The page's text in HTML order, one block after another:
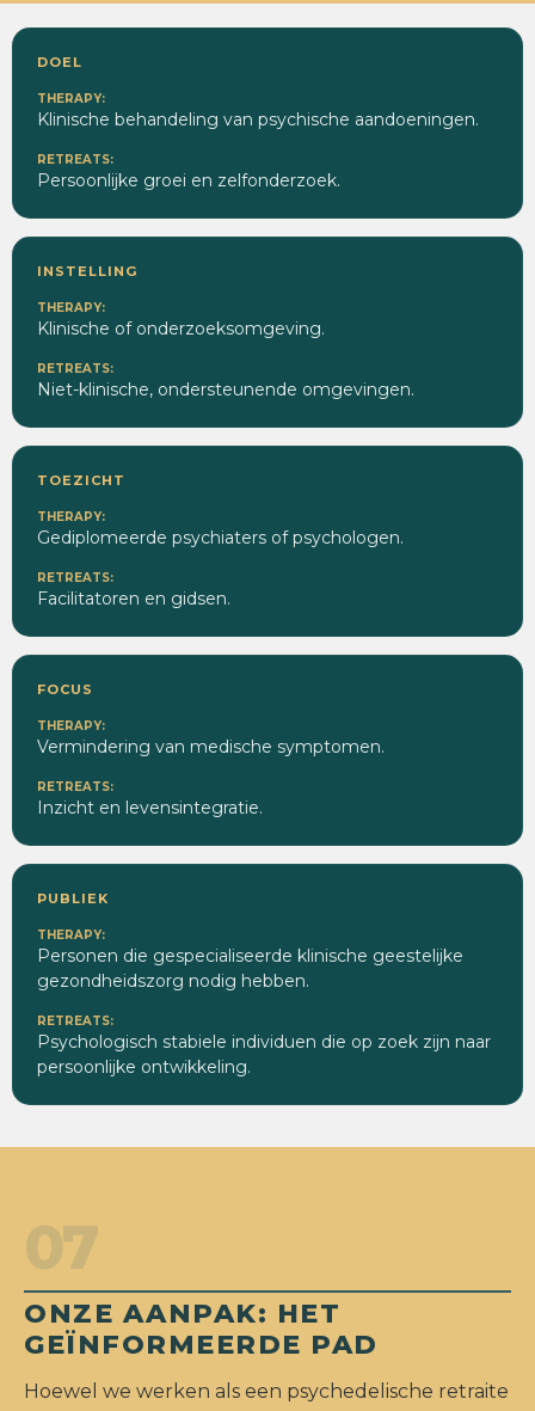
DOEL
Klinische behandeling van psychische aandoeningen.
Persoonlijke groei en zelfonderzoek.
INSTELLING
Klinische of onderzoeksomgeving.
Niet-klinische, ondersteunende omgevingen.
TOEZICHT
Gediplomeerde psychiaters of psychologen.
Facilitatoren en gidsen.
FOCUS
Vermindering van medische symptomen.
Inzicht en levensintegratie.
PUBLIEK
Personen die gespecialiseerde klinische geestelijke
gezondheidszorg nodig hebben.
Psychologisch stabiele individuen die op zoek zijn naar
persoonlijke ontwikkeling.
07
ONZE AANPAK: HET
GEÏNFORMEERDE PAD
Hoewel we werken als een psychedelische retraite